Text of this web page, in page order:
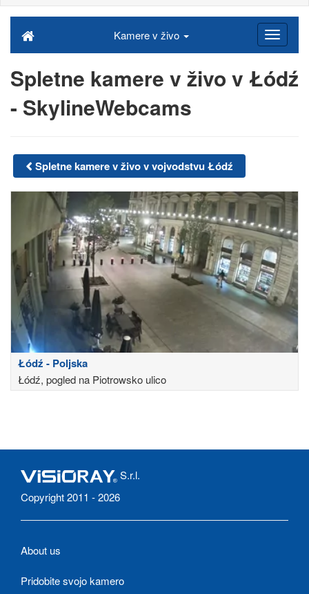
Kamere v živo
Spletne kamere v živo v Łódź
- SkylineWebcams
Spletne kamere v živo v vojvodstvu Łódź
Łódź - Poljska
Łódź, pogled na Piotrowsko ulico
S.r.l.
Copyright 2011 - 2026
About us
Pridobite svojo kamero